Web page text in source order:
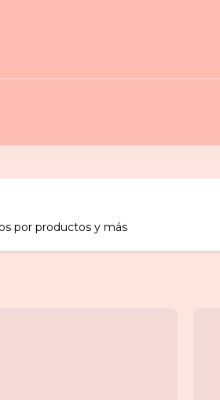
por productos y más